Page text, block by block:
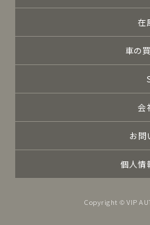
在
車の
会
お問
個人情
Copyright © VIP